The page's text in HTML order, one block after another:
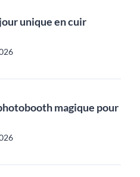
unique en cuir
magique pour